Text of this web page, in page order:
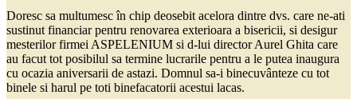
Doresc sa multumesc în chip deosebit acelora dintre dvs. care ne-ati
sustinut financiar pentru renovarea exterioara a bisericii, si desigur
mesterilor firmei ASPELENIUM si d-lui director Aurel Ghita care
au facut tot posibilul sa termine lucrarile pentru a le putea inaugura
cu ocazia aniversarii de astazi. Domnul sa-i binecuvânteze cu tot
binele si harul pe toti binefacatorii acestui lacas.